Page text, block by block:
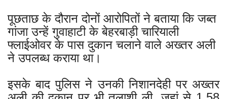
पूछताछ के दौरान दोनों आरोपितों ने बताया कि जब्त
गांजा उन्हें गुवाहाटी के बेहरबाड़ी चारियाली
फ्लाईओवर के पास दुकान चलाने वाले अख्तर अली
ने उपलब्ध कराया था।
इसके बाद पुलिस ने उनकी निशानदेही पर अख्तर